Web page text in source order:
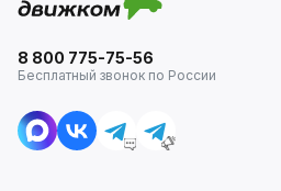
8 800 775-75-56
Бесплатный звонок по России